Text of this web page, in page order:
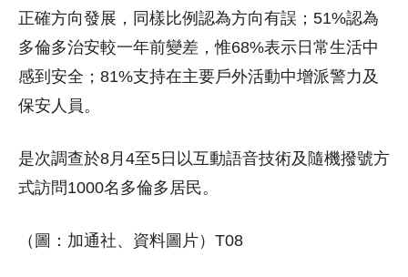
正確方向發展，同樣比例認為方向有誤；51%認為
多倫多治安較一年前變差，惟68%表示日常生活中
感到安全；81%支持在主要戶外活動中增派警力及
保安人員。
是次調查於8月4至5日以互動語音技術及隨機撥號方
式訪問1000名多倫多居民。
（圖：加通社、資料圖片）T08